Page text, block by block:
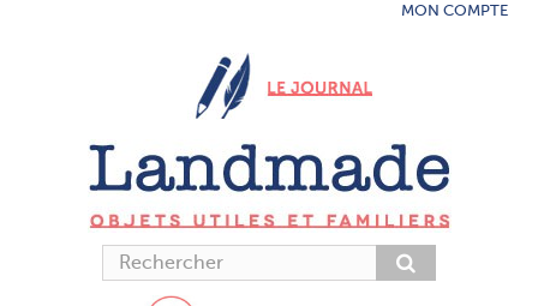
MON COMPTE